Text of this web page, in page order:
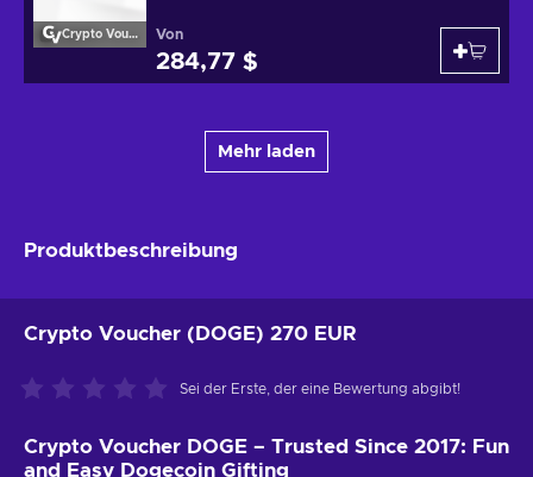
Crypto Voucher Von
284,77 $
Mehr laden
Produktbeschreibung
Crypto Voucher (DOGE) 270 EUR
Sei der Erste, der eine Bewertung abgibt!
Crypto Voucher DOGE – Trusted Since 2017: Fun
and Easy Dogecoin Gifting